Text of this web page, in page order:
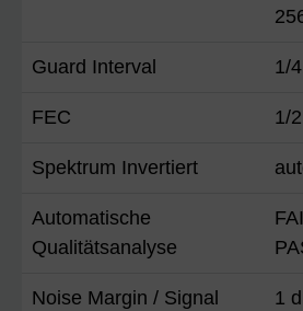
Guard Interval 1/
FEC 1/
Spektrum Invertiert
Automatische
Qualitätsanalyse
Noise Margin / Signal
1